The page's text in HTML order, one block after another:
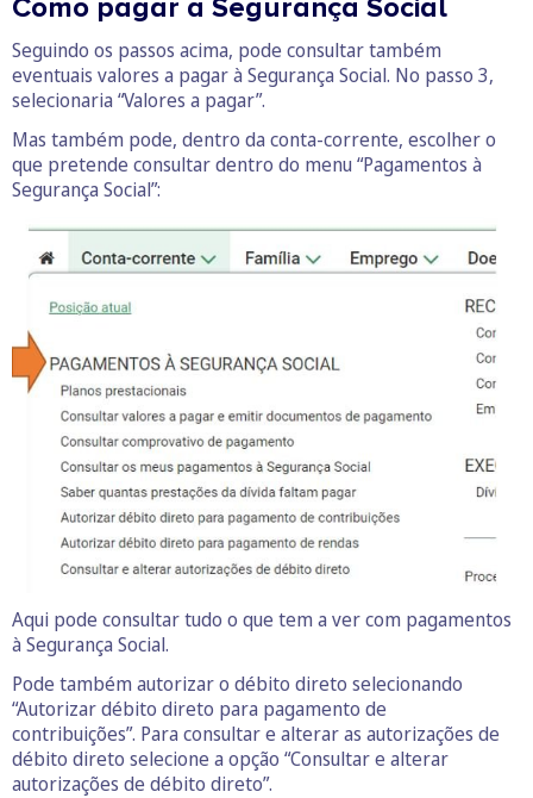
Como pagar à Segurança Social
Seguindo os passos acima, pode consultar também
eventuais valores a pagar à Segurança Social. No passo 3,
selecionaria “Valores a pagar”.
Mas também pode, dentro da conta-corrente, escolher o
que pretende consultar dentro do menu “Pagamentos à
Segurança Social”:
Aqui pode consultar tudo o que tem a ver com pagamentos
à Segurança Social.
Pode também autorizar o débito direto selecionando
“Autorizar débito direto para pagamento de
contribuições”. Para consultar e alterar as autorizações de
débito direto selecione a opção “Consultar e alterar
autorizações de débito direto”.